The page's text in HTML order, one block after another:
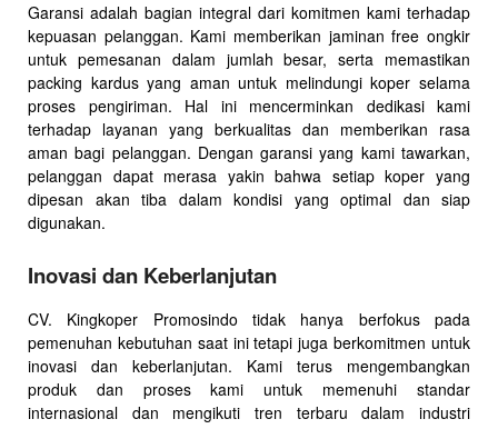
Garansi adalah bagian integral dari komitmen kami terhadap
kepuasan pelanggan. Kami memberikan jaminan free ongkir
untuk pemesanan dalam jumlah besar, serta memastikan
packing kardus yang aman untuk melindungi koper selama
proses pengiriman. Hal ini mencerminkan dedikasi kami
terhadap layanan yang berkualitas dan memberikan rasa
aman bagi pelanggan. Dengan garansi yang kami tawarkan,
pelanggan dapat merasa yakin bahwa setiap koper yang
dipesan akan tiba dalam kondisi yang optimal dan siap
digunakan.
Inovasi dan Keberlanjutan
CV. Kingkoper Promosindo tidak hanya berfokus pada
pemenuhan kebutuhan saat ini tetapi juga berkomitmen untuk
inovasi dan keberlanjutan. Kami terus mengembangkan
produk dan proses kami untuk memenuhi standar
internasional dan mengikuti tren terbaru dalam industri